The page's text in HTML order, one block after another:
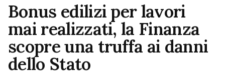
Bonus edilizi per lavori
mai realizzati, la Finanza
scopre una truffa ai danni
dello Stato